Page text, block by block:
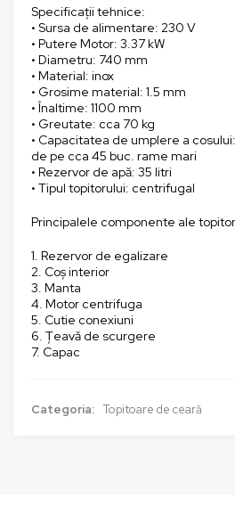
Specificații tehnice:
• Sursa de alimentare: 230 V
• Putere Motor: 3.37 kW
• Diametru: 740 mm
• Material: inox
• Grosime material: 1.5 mm
• Înaltime: 1100 mm
• Greutate: cca 70 kg
• Capacitatea de umplere a
de pe cca 45 buc. rame mari
• Rezervor de apă: 35 litri
• Tipul topitorului: centrifugal
Principalele componente ale
1. Rezervor de egalizare
2. Coș interior
3. Manta
4. Motor centrifuga
5. Cutie conexiuni
6. Țeavă de scurgere
7. Capac
Categoria: Topitoare de ceară